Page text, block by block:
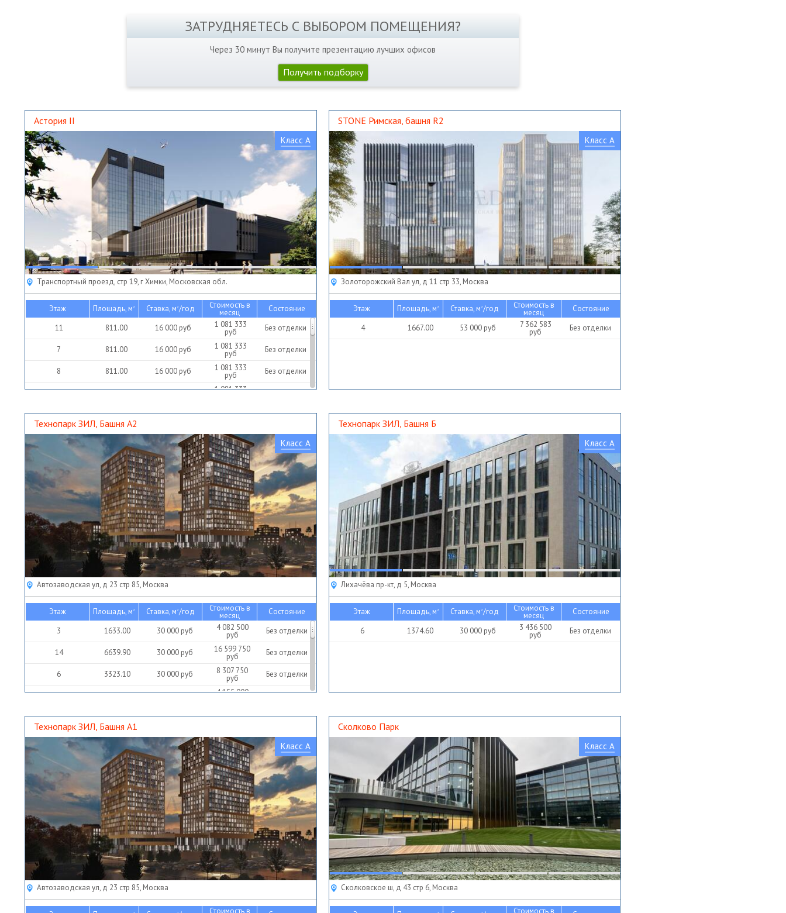
ЗАТРУДНЯЕТЕСЬ С ВЫБОРОМ ПОМЕЩЕНИЯ?
Через 30 минут Вы получите презентацию лучших офисов
Получить подборку
Астория II
Класс A
Транспортный проезд, стр 19, г Химки, Московская обл.
Этаж Площадь, м2 Ставка, м2/год Стоимость в
месяц
Состояние
11
811.00 16 000руб 1 081 333
руб Без отделки
7 811.00 16 000руб 1 081 333
руб Без отделки
8 811.00 16 000руб 1 081 333
руб Без отделки
10 811.00 16 000руб 1 081 333
Без отделки
4
439.00 16 500руб 603 625руб С отделкой
STONE Римская, башня R2
Класс A
Золоторожский Вал ул, д 11 стр 33, Москва
Этаж Площадь, м2 Ставка, м2/год Стоимость в
месяц
Состояние
4
1667.00 53 000руб 7 362 583
руб Без отделки
Технопарк ЗИЛ, Башня А2
Класс A
Автозаводская ул, д 23 стр 85, Москва
Этаж Площадь, м2 Ставка, м2/год Стоимость в
месяц
Состояние
3
1633.00 30 000руб 4 082 500
руб Без отделки
14 6639.90 30 000руб 16 599 750
руб Без отделки
6 3323.10 30 000руб 8 307 750
руб Без отделки
4 1662.00 30 000руб 4 155 000 Без отделки
17 4985.10 30 000руб 12 462 750 Без отделки
10 1664.30 30 000руб 4 160 750
руб Без отделки
869.00 30 000руб 2 172 500
руб Без отделки
Технопарк ЗИЛ, Башня Б
Класс A
Лихачёва пр-кт, д 5, Москва
Этаж Площадь, м2 Ставка, м2/год Стоимость в
месяц
Состояние
6
1374.60 30 000руб 3 436 500
руб Без отделки
Технопарк ЗИЛ, Башня А1
Класс A
Автозаводская ул, д 23 стр 85, Москва
Стоимость в
Сколково Парк
Класс A
Сколковское ш, д 43 стр 6, Москва
Стоимость в